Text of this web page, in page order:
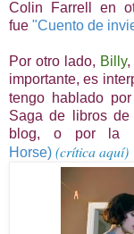
Colin Farrell en
fue "Cuento de
Por otro lado, Billy,
importante, es
tengo hablado
Saga de libros
blog, o por la
Horse) (crítica aquí)